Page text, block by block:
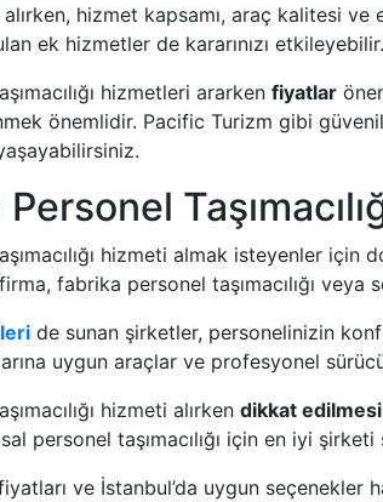
hizmet kapsamı, araç kalitesi
ek hizmetler de kararınızı etkileyebilir.
hizmetleri ararken fiyatlar
önemlidir. Pacific Turizm gibi
hizmeti almak isteyenler
fabrika personel taşımacılığı
de sunan şirketler, personelinizin
uygun araçlar ve profesyonel
hizmeti alırken dikkat
personel taşımacılığı için en iyi
fiyatları ve İstanbul’da uygun